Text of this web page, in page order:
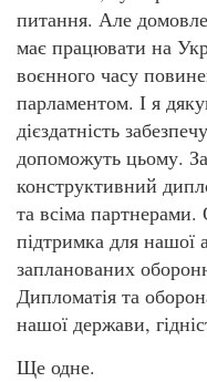
питання. Але
має працювати на
воєнного часу
парламентом. І я
дієздатність
допоможуть цьому.
конструктивний
та всіма партнерами.
підтримка для нашої
запланованих
Дипломатія та
нашої держави,
Ще одне.